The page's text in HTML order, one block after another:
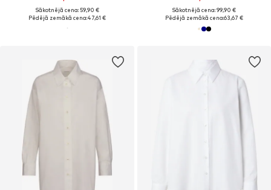
Sākotnējā cena: 59,90 €
Pēdējā zemākā cena:47,61 €
Sākotnējā cena: 99,90 €
Pēdējā zemākā cena:63,67 €